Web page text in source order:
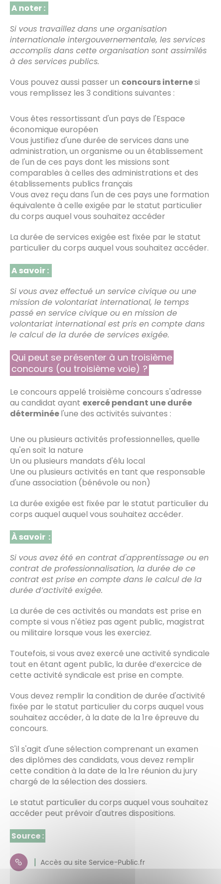
A noter :
Si vous travaillez dans une organisation
internationale intergouvernementale, les services
accomplis dans cette organisation sont assimilés
à des services publics.
Vous pouvez aussi passer un concours internesi
vous remplissez les 3 conditions suivantes :
Vous êtes ressortissant d'un pays de l'Espace
économique européen
Vous justifiez d'une durée de services dans une
administration, un organisme ou un établissement
de l'un de ces pays dont les missions sont
comparables à celles des administrations et des
établissements publics français
Vous avez reçu dans l'un de ces pays une formation
équivalente à celle exigée par le statut particulier
du corps auquel vous souhaitez accéder
La durée de services exigée est fixée par le statut
particulier du corps auquel vous souhaitez accéder.
A savoir :
Si vous avez effectué un service civique ou une
mission de volontariat international, le temps
passé en service civique ou en mission de
volontariat international est pris en compte dans
le calcul de la durée de services exigée.
Qui peut se présenter à un troisième
concours (ou troisième voie) ?
Le concours appelé troisième concours s'adresse
au candidat ayant exercé pendant une durée
déterminéel'une des activités suivantes :
Une ou plusieurs activités professionnelles, quelle
qu'en soit la nature
Un ou plusieurs mandats d'élu local
Une ou plusieurs activités en tant que responsable
d'une association (bénévole ou non)
La durée exigée est fixée par le statut particulier du
corps auquel auquel vous souhaitez accéder.
À savoir :
Si vous avez été en contrat d'apprentissage ou en
contrat de professionnalisation, la durée de ce
contrat est prise en compte dans le calcul de la
durée d’activité exigée.
La durée de ces activités ou mandats est prise en
compte si vous n'étiez pas agent public, magistrat
ou militaire lorsque vous les exerciez.
Toutefois, si vous avez exercé une activité syndicale
tout en étant agent public, la durée d’exercice de
cette activité syndicale est prise en compte.
Vous devez remplir la condition de durée d'activité
fixée par le statut particulier du corps auquel vous
souhaitez accéder, à la date de la 1re épreuve du
concours.
S'il s'agit d'une sélection comprenant un examen
des diplômes des candidats, vous devez remplir
cette condition à la date de la 1re réunion du jury
chargé de la sélection des dossiers.
Le statut particulier du corps auquel vous souhaitez
accéder peut prévoir d'autres dispositions.
Source :
Accès au site Service-Public.fr